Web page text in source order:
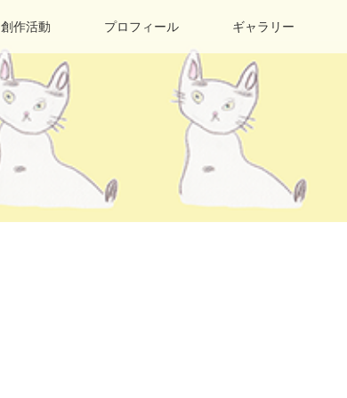
創作活動 プロフィール ギャラリー